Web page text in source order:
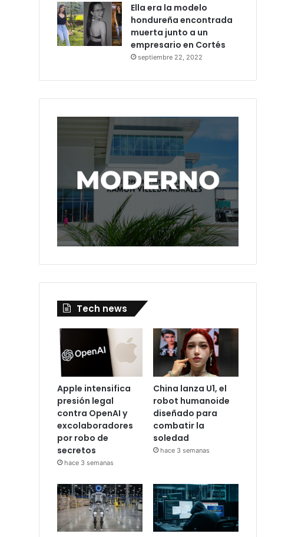
Ella era la modelo
hondureña encontrada
muerta junto a un
empresario en Cortés
septiembre 22, 2022
Tech news
Apple intensifica
presión legal
contra OpenAI y
excolaboradores
por robo de
secretos
hace 3 semanas
China lanza U1, el
robot humanoide
diseñado para
combatir la
soledad
hace 3 semanas